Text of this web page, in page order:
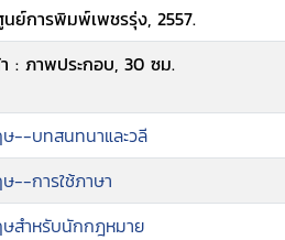
ย์การพิมพ์เพชรรุ่ง, 2557.
: ภาพประกอบ, 30 ซม.
--บทสนทนาและวลี
--การใช้ภาษา
สำหรับนักกฎหมาย